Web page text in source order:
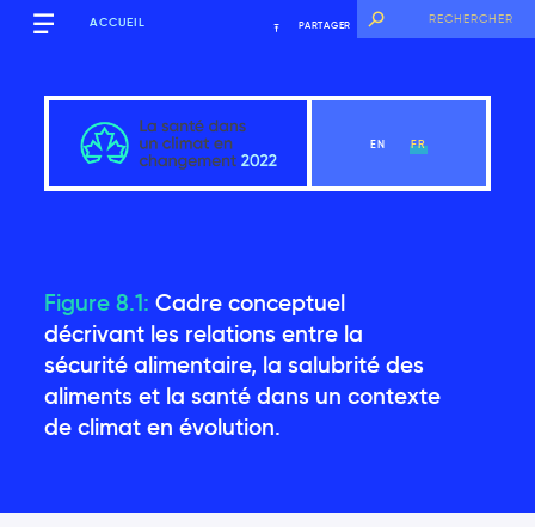
ACCUEIL PARTAGER
EN FR
Figure 8.1: Cadre conceptuel
décrivant les relations entre la
sécurité alimentaire, la salubrité des
aliments et la santé dans un contexte
de climat en évolution.
Mise en contexte
Voir le chapitre
Structure du rapport